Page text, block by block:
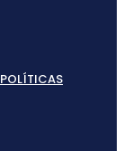
POLÍTICAS